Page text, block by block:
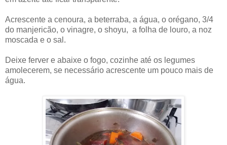
Acrescente a cenoura, a beterraba, a água, o orégano, 3/4
do manjericão, o vinagre, o shoyu, a folha de louro, a noz
moscada e o sal.
Deixe ferver e abaixe o fogo, cozinhe até os legumes
amolecerem, se necessário acrescente um pouco mais de
água.